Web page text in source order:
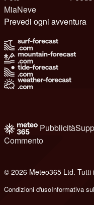
MiaNeve
Prevedi ogni avventura
Pubblicità
Commento
© 2026 Meteo365 Ltd. Tutti
Condizioni d'usoInformativa